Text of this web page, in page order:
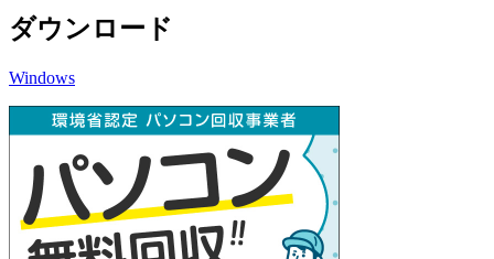
ダウンロード
Windows